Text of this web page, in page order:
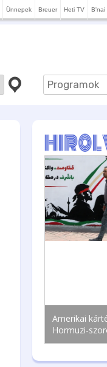
Ünnepek Breuer Heti TV B'nai